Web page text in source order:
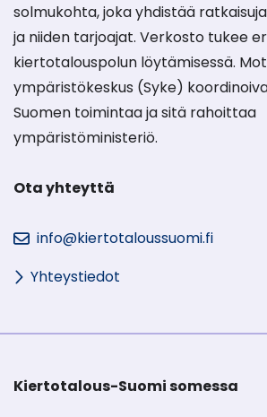
solmukohta, joka yhdistää
ja niiden tarjoajat. Verkosto tukee
kiertotalouspolun löytämisessä.
ympäristökeskus (Syke)
Suomen toimintaa ja sitä rahoittaa
ympäristöministeriö.
Ota yhteyttä
info@kiertotaloussuomi.fi
Yhteystiedot
Kiertotalous-Suomi somessa